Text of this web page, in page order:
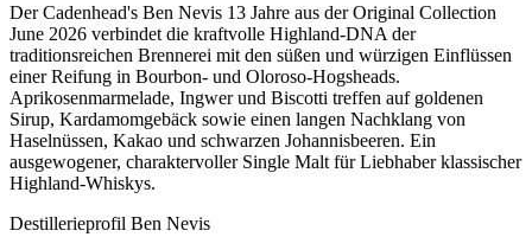
Der Cadenhead's Ben Nevis 13 Jahre aus der Original Collection
June 2026 verbindet die kraftvolle Highland-DNA der
traditionsreichen Brennerei mit den süßen und würzigen Einflüssen
einer Reifung in Bourbon- und Oloroso-Hogsheads.
Aprikosenmarmelade, Ingwer und Biscotti treffen auf goldenen
Sirup, Kardamomgebäck sowie einen langen Nachklang von
Haselnüssen, Kakao und schwarzen Johannisbeeren. Ein
ausgewogener, charaktervoller Single Malt für Liebhaber klassischer
Highland-Whiskys.
Destillerieprofil Ben Nevis